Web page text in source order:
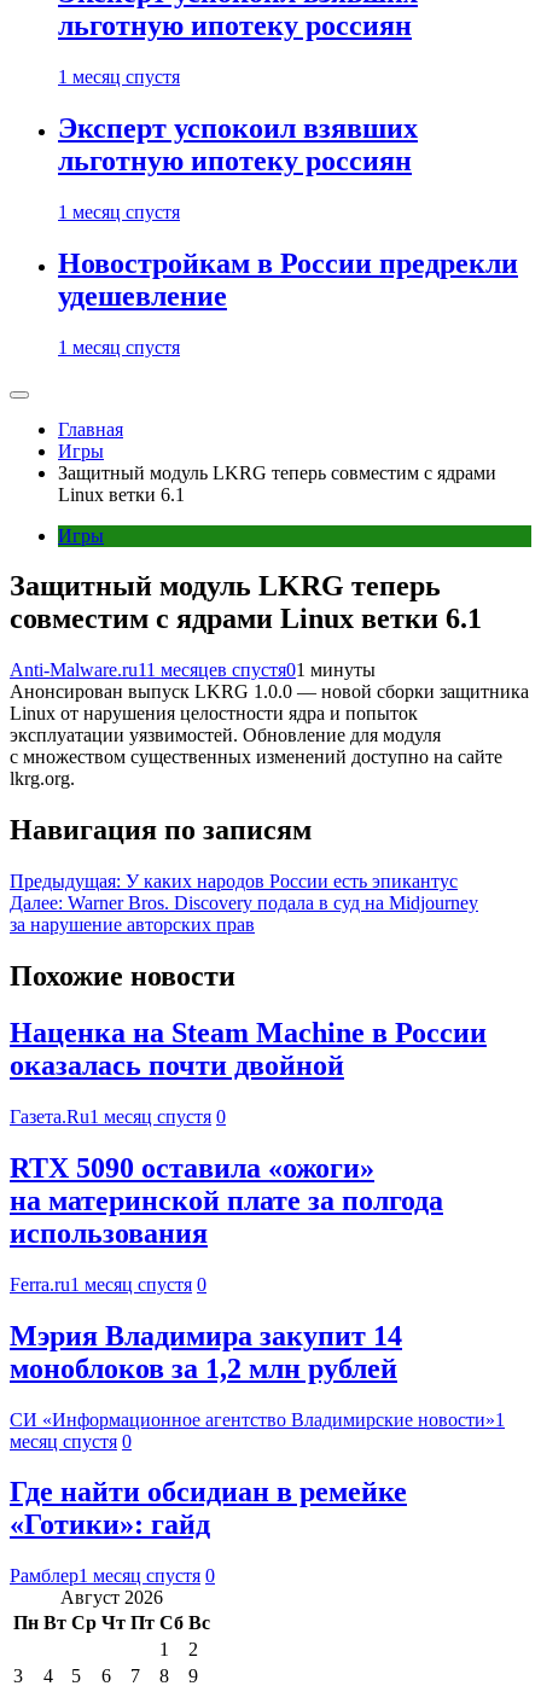
льготную ипотеку россиян
1 месяц спустя
Эксперт успокоил взявших
льготную ипотеку россиян
1 месяц спустя
Новостройкам в России предрекли
удешевление
1 месяц спустя
Главная
Игры
Защитный модуль LKRG теперь совместим с ядрами
Linux ветки 6.1
Игры
Защитный модуль LKRG теперь
совместим с ядрами Linux ветки 6.1
Anti-Malware.ru11 месяцев спустя01 минуты
Анонсирован выпуск LKRG 1.0.0 — новой сборки защитника
Linux от нарушения целостности ядра и попыток
эксплуатации уязвимостей. Обновление для модуля
с множеством существенных изменений доступно на сайте
lkrg.org.
Навигация по записям
Предыдущая: У каких народов России есть эпикантус
Далее: Warner Bros. Discovery подала в суд на Midjourney
за нарушение авторских прав
Похожие новости
Наценка на Steam Machine в России
оказалась почти двойной
Газета.Ru1 месяц спустя 0
RTX 5090 оставила «ожоги»
на материнской плате за полгода
использования
Ferra.ru1 месяц спустя 0
Мэрия Владимира закупит 14
моноблоков за 1,2 млн рублей
СИ «Информационное агентство Владимирские новости»1
месяц спустя 0
Где найти обсидиан в ремейке
«Готики»: гайд
Рамблер1 месяц спустя 0
Август 2026
Пн Вт Ср Чт Пт Сб Вс
1
2
3
4 5 6 7 8
9